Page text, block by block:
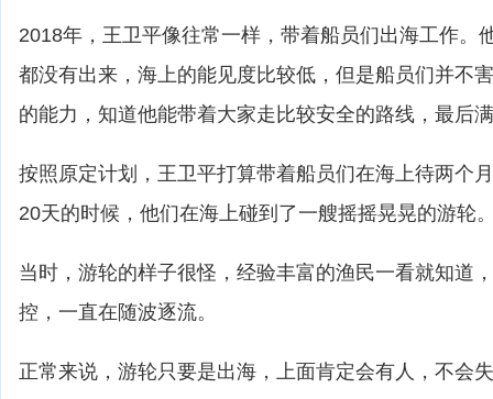
2018年，王卫平像往常一样，带着船员们出海工作。
都没有出来，海上的能见度比较低，但是船员们并不
的能力，知道他能带着大家走比较安全的路线，最后
按照原定计划，王卫平打算带着船员们在海上待两个
20天的时候，他们在海上碰到了一艘摇摇晃晃的游轮
当时，游轮的样子很怪，经验丰富的渔民一看就知道
控，一直在随波逐流。
正常来说，游轮只要是出海，上面肯定会有人，不会